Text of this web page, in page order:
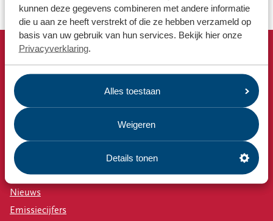
kunnen deze gegevens combineren met andere informatie
die u aan ze heeft verstrekt of die ze hebben verzameld op
basis van uw gebruik van hun services. Bekijk hier onze
Privacyverklaring.
Alles toestaan
Weigeren
Details tonen
Snel naar
Afvalkalender
Omrin Afvalapp
Milieustraat
Afspraak milieustraat
Afval aanmelden
Bekijk ook
Nieuws
Emissiecijfers